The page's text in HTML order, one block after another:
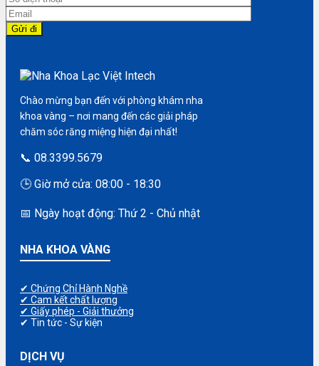
Chào mừng bạn đến với phòng khám nha
khoa vàng – nơi mang đến các giải pháp
chăm sóc răng miệng hiện đại nhất!
📞 08.3399.5679
🕒 Giờ mở cửa: 08:00 - 18:30
📅 Ngày hoạt động: Thứ 2 - Chủ nhật
NHA KHOA VÀNG
✔ Chứng Chỉ Hành Nghề
✔ Cam kết chất lượng
✔ Giấy phép - Giải thưởng
✔ Tin tức - Sự kiện
DỊCH VỤ